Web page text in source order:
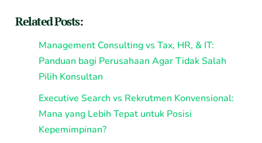
Related Posts:
Management Consulting vs Tax, HR, & IT:
Panduan bagi Perusahaan Agar Tidak Salah
Pilih Konsultan
Executive Search vs Rekrutmen Konvensional:
Mana yang Lebih Tepat untuk Posisi
Kepemimpinan?